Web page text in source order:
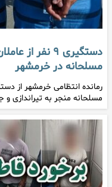
دستگیری ۹ نفر
مسلحانه در خرمشهر
مسلحانه منجر به تیراندازی